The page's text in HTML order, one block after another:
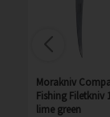
Morakniv
Fishing Filetkniv
lime green